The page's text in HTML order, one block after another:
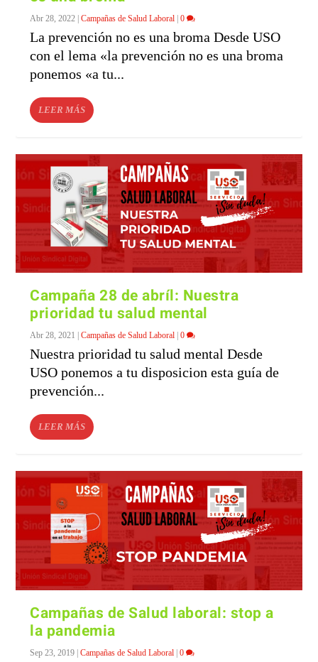
Abr 28, 2022 |Campañas de Salud Laboral |0
La prevención no es una broma Desde USO
con el lema «la prevención no es una broma
ponemos «a tu...
LEER MÁS
Campaña 28 de abríl: Nuestra
prioridad tu salud mental
Abr 28, 2021 |Campañas de Salud Laboral |0
Nuestra prioridad tu salud mental Desde
USO ponemos a tu disposicion esta guía de
prevención...
LEER MÁS
Campañas de Salud laboral: stop a
la pandemia
Sep 23, 2019 |Campañas de Salud Laboral |0